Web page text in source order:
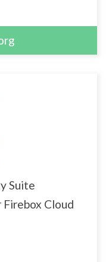
Suite
Cloud